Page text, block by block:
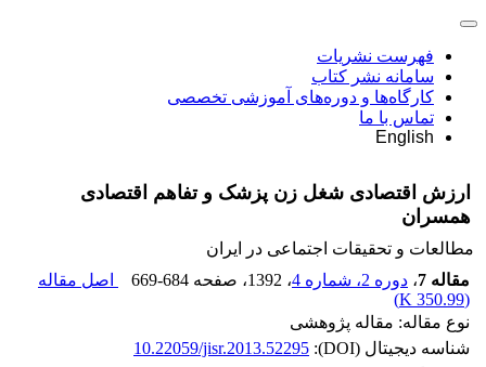
فهرست نشریات
سامانه نشر کتاب
کارگاه‌ها و دوره‌های آموزشی تخصصی
تماس با ما
English
ارزش اقتصادی شغل زن پزشک و تفاهم اقتصادی
همسران
مطالعات و تحقیقات اجتماعی در ایران
مقاله 7
، دوره 2، شماره 4 ، 1392 ، صفحه 669-684
اصل مقاله
(
350.99 K
)
نوع مقاله: مقاله پژوهشی
شناسه دیجیتال (DOI):
10.22059/jisr.2013.52295